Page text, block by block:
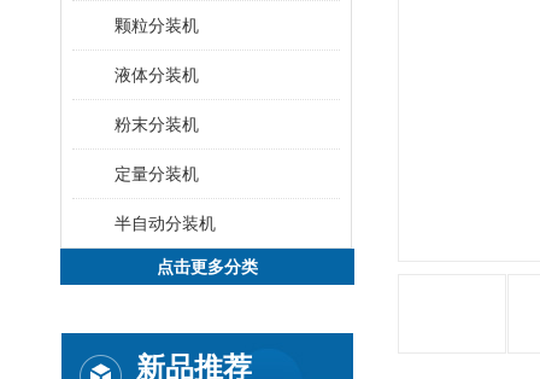
颗粒分装机
液体分装机
粉末分装机
定量分装机
半自动分装机
点击更多分类
新品推荐